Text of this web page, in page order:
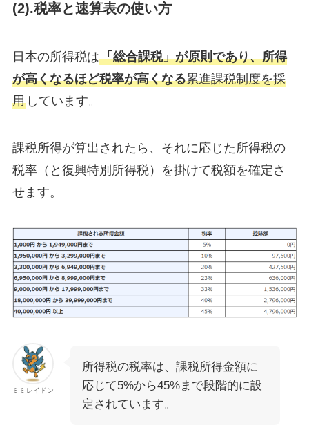
(2).税率と速算表の使い方
日本の所得税は「総合課税」が原則であり、所得
が高くなるほど税率が高くなる累進課税制度を採
用しています。
課税所得が算出されたら、それに応じた所得税の
税率（と復興特別所得税）を掛けて税額を確定さ
せます。
ミミレイドン
所得税の税率は、課税所得金額に
応じて5%から45%まで段階的に設
定されています。